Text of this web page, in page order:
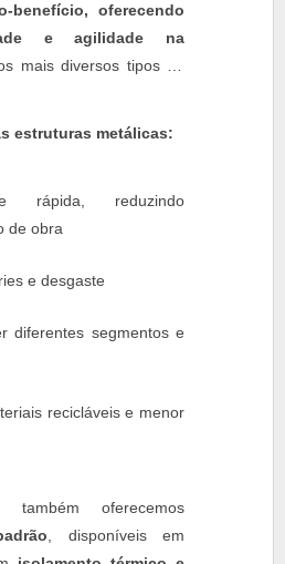
benefício, oferecendo
e agilidade na
mais diversos tipos de
estruturas metálicas:
rápida, reduzindo
de obra
e desgaste
diferentes segmentos e
recicláveis e menor
oferecemos
, disponíveis em